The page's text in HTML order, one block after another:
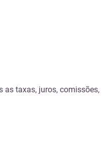
as taxas, juros, comissões,